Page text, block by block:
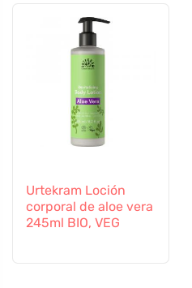
Urtekram Loción
corporal de aloe vera
245ml BIO, VEG